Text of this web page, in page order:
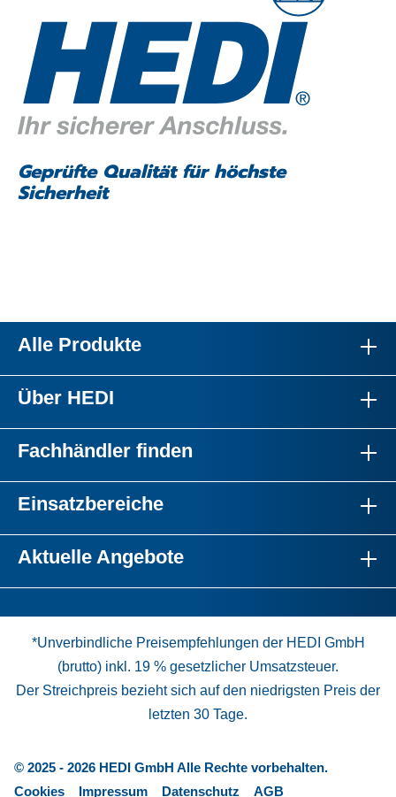
Geprüfte Qualität für höchste
Sicherheit
Alle Produkte
Über HEDI
Fachhändler finden
Einsatzbereiche
Aktuelle Angebote
*Unverbindliche Preisempfehlungen der HEDI GmbH
(brutto) inkl. 19 % gesetzlicher Umsatzsteuer.
Der Streichpreis bezieht sich auf den niedrigsten Preis der
letzten 30 Tage.
© 2025 - 2026 HEDI GmbH Alle Rechte vorbehalten.
Cookies
Impressum Datenschutz AGB